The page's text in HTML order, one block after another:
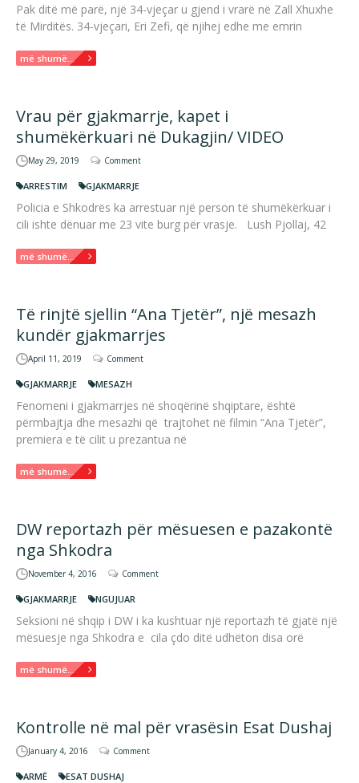
Pak ditë më parë, një 34-vjeçar u gjend i vrarë në Zall Xhuxhe
të Mirditës. 34-vjeçari, Eri Zefi, që njihej edhe me emrin
më shumë...
Vrau për gjakmarrje, kapet i
shumëkërkuari në Dukagjin/ VIDEO
May 29, 2019 Comment
ARRESTIM GJAKMARRJE
Policia e Shkodrës ka arrestuar një person të shumëkërkuar i
cili ishte dënuar me 23 vite burg për vrasje. Lush Pjollaj, 42
më shumë...
Të rinjtë sjellin “Ana Tjetër”, një mesazh
kundër gjakmarrjes
April 11, 2019 Comment
GJAKMARRJE MESAZH
Fenomeni i gjakmarrjes në shoqërinë shqiptare, është
përmbajtja dhe mesazhi që trajtohet në filmin “Ana Tjetër”,
premiera e të cilit u prezantua në
më shumë...
DW reportazh për mësuesen e pazakontë
nga Shkodra
November 4, 2016 Comment
GJAKMARRJE NGUJUAR
Seksioni në shqip i DW i ka kushtuar një reportazh të gjatë një
mësuesje nga Shkodra e cila çdo ditë udhëton disa orë
më shumë...
Kontrolle në mal për vrasësin Esat Dushaj
January 4, 2016 Comment
ARMË ESAT DUSHAJ